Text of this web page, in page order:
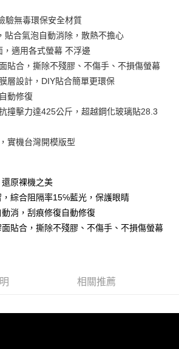
含以上)免運費
驗無毒環保安全材質
貼合氣泡自動消除，散熱不擔心
適用各式螢幕 不浮邊
貼合，撕除不殘膠、不傷手、不損傷螢幕
層設計，DIY貼合簡單更環保
動修復
撞擊力達425公斤，超越鋼化玻璃貼28.3
實機台灣開模版型
原裸機之美
綜合阻隔率15℅藍光，保護眼睛
消，刮痕修復自動修復
貼合，撕除不殘膠、不傷手、不損傷螢幕
相關推薦